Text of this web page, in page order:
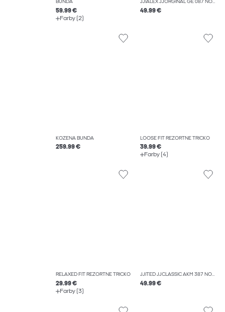
BUNDA
59.99 €
Farby (2)
JJIALEX JJORGINAL GE 087 NOOS DŽÍNSY BAGGY FIT
49.99 €
KOŽENÁ BUNDA
259.99 €
LOOSE FIT REZORTNÉ TRIČKO
39.99 €
Farby (4)
RELAXED FIT REZORTNÉ TRIČKO
29.99 €
Farby (3)
JJITED JJCLASSIC AKM 387 NOOS ROVNÉ DŽÍNSY
49.99 €